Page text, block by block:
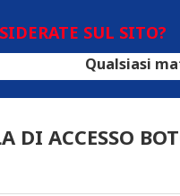
SUL SITO?
Qualsiasi materiale
DI ACCESSO